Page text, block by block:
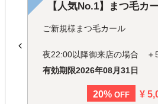
【人気No.1】まつ毛カ
ご新規様まつ毛カール
夜22:00以降御来店の場合 ＋
有効期限2026年08月31日
20% OFF ¥